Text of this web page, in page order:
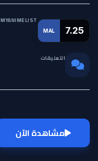
MAL 7.25
MYANIMELIST
التعليقات
مشاهدة الآن